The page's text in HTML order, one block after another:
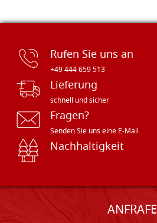
Rufen Sie uns an
+49 444 659 513
Lieferung
schnell und sicher
Fragen?
Senden Sie uns eine E-Mail
Nachhaltigkeit
ANFRAFE